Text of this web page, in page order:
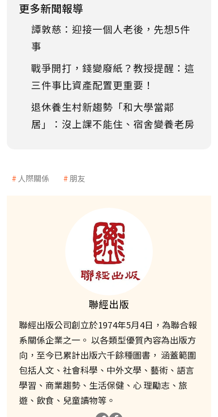
更多新聞報導
譚敦慈：迎接一個人老後，先想5件
事
戰爭開打，錢變廢紙？教授提醒：這
三件事比資產配置更重要！
退休養生村新趨勢「和大學當鄰
居」：沒上課不能住、宿舍變養老房
人際關係 朋友
聯經出版
聯經出版公司創立於1974年5月4日，為聯合報
系關係企業之一。 以各類型優質內容為出版方
向，至今已累計出版六千餘種圖書， 涵蓋範圍
包括人文、社會科學、中外文學、藝術、語言
學習、商業趨勢、生活保健、心 理勵志、旅
遊、飲食、兒童讀物等。